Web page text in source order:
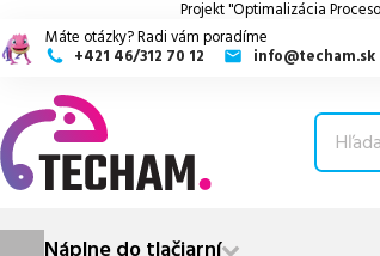
Projekt "Optimalizácia
Máte otázky? Radi vám poradíme
+421 46/312 70 12
info@techam.sk
Náplne do tlačiarní